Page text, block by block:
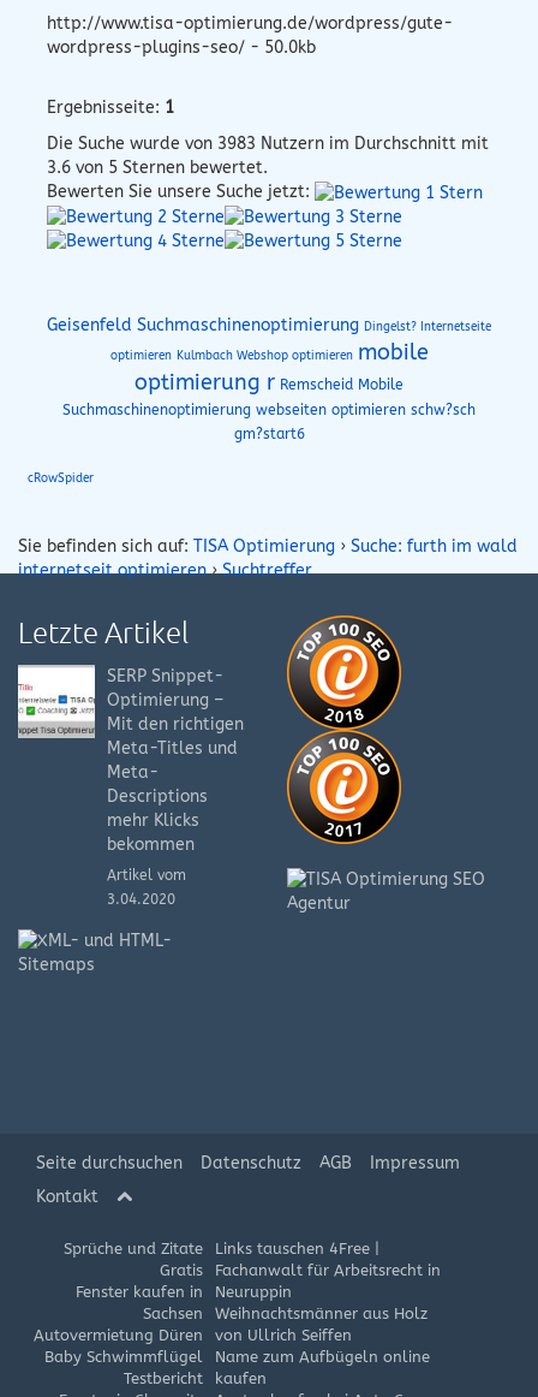
http://www.tisa-optimierung.de/wordpress/gute-
wordpress-plugins-seo/ - 50.0kb
Ergebnisseite: 1
Die Suche wurde von 3983 Nutzern im Durchschnitt mit
3.6 von 5 Sternen bewertet.
Bewerten Sie unsere Suche jetzt:
Geisenfeld Suchmaschinenoptimierung Dingelst? Internetseite
optimieren Kulmbach Webshop optimieren mobile
optimierung r Remscheid Mobile
Suchmaschinenoptimierung webseiten optimieren schw?sch
gm?start6
cRowSpider
Sie befinden sich auf: TISA Optimierung › Suche: furth im wald
internetseit optimieren›Suchtreffer
Letzte Artikel
SERP Snippet-
Optimierung –
Mit den richtigen
Meta-Titles und
Meta-
Descriptions
mehr Klicks
bekommen
Artikel vom
3.04.2020
Seite durchsuchen Datenschutz AGB
Impressum
Kontakt
Sprüche und Zitate
Gratis
Fenster kaufen in
Sachsen
Autovermietung Düren
Baby Schwimmflügel
Testbericht
Links tauschen 4Free|
Fachanwalt für Arbeitsrecht in
Neuruppin
Weihnachtsmänner aus Holz
von Ullrich Seiffen
Name zum Aufbügeln online
kaufen